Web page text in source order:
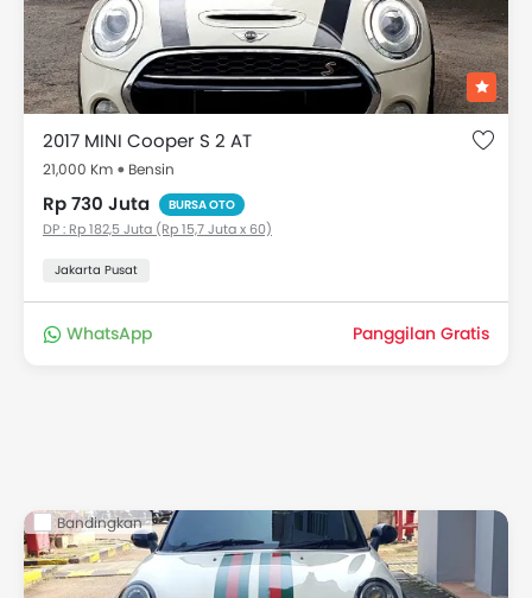
2017 MINI Cooper S 2 AT
21,000 Km Bensin
Rp 730 Juta BURSA OTO
DP : Rp 182,5 Juta (Rp 15,7 Juta x 60)
Jakarta Pusat
WhatsApp Panggilan Gratis
Bandingkan